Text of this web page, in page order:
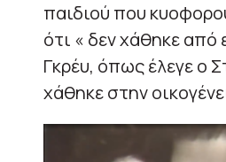
παιδιού που
ότι « δεν χάθηκε από
Γκρέυ, όπως έλεγε ο
χάθηκε στην